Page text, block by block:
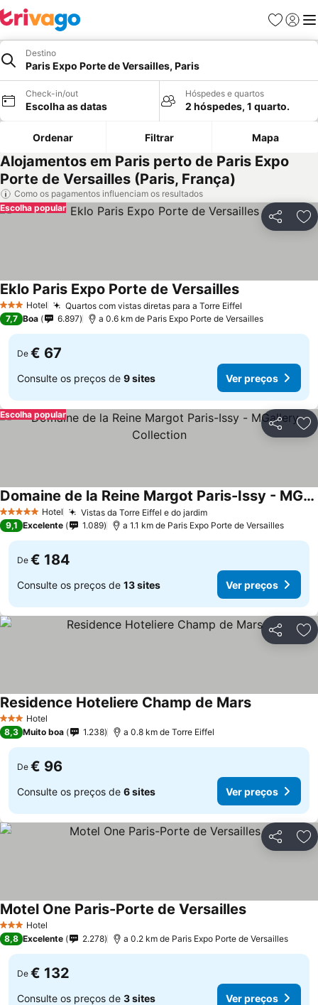
Favoritos
Iniciar
Destino
Paris Expo Porte de Versailles, Paris
Check-in/out
Escolha as datas
Hóspedes e quartos
2 hóspedes, 1 quarto.
Ordenar Filtrar Mapa
Alojamentos em Paris perto de Paris Expo
Porte de Versailles (Paris, França)
Como os pagamentos influenciam os resultados
Partilhar
Escolha popular
3 EstrelasHotel Quartos com vistas diretas para a Torre Eiffel
Eklo Paris Expo Porte de Versailles
7,7 Boa 6.897 a 0.6 km de Paris Expo Porte de Versailles
De € 67
Consulte os preços de 9 sites Ver preços
Partilhar
Escolha popular
5 Estrelas Hotel Vistas da Torre Eiffel e do jardim
Domaine de la Reine Margot Paris-Issy - MGallery Collection
9,1 Excelente 1.089 a 1.1 km de Paris Expo Porte de Versailles
De € 184
Consulte os preços de 13 sites Ver preços
Partilhar
3 EstrelasHotel
Residence Hoteliere Champ de Mars
8,3 Muito boa 1.238 a 0.8 km de Torre Eiffel
De € 96
Consulte os preços de 6 sites Ver preços
Partilhar
3 EstrelasHotel
Motel One Paris-Porte de Versailles
8,8 Excelente 2.278 a 0.2 km de Paris Expo Porte de Versailles
De € 132
Consulte os preços de 3 sites Ver preços